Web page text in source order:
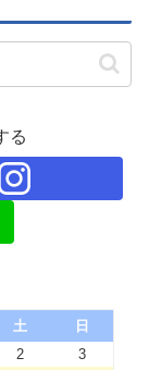
る
土
日
2
3